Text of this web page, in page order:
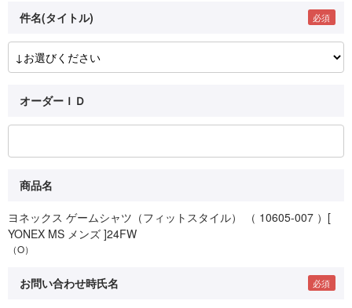
件名(タイトル)
オーダーＩＤ
商品名
ヨネックス ゲームシャツ（フィットスタイル） （ 10605-007 ）[
YONEX MS メンズ ]24FW
（O）
お問い合わせ時氏名